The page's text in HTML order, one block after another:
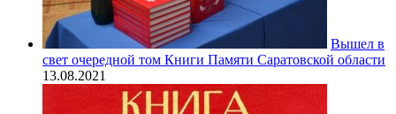
Вышел в
свет очередной том Книги Памяти Саратовской области
13.08.2021